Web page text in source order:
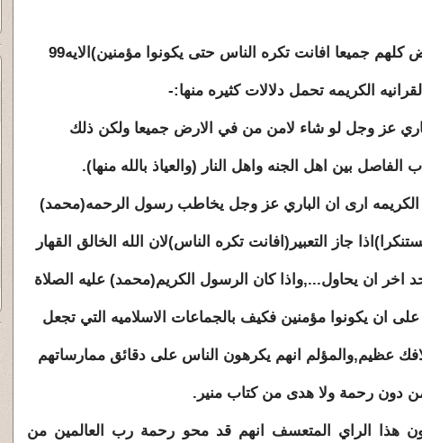
جميعا افانت تكره الناس حتى يكونوا مؤمنين)الايه99
الكريمه تحمل دلالات كثيره منها:-
عز وجل لو شاء لامن من في الارض جميعا ولكن ذلك
بين اهل الجنه واهل النار (والعياذ بالله منها).
الكريمه ارى ان الباري عز وجل يخاطب رسول الرحمه(محمد)
جاز التعبير(افانت تكره الناس)لان الله الخالق القهار
ان يحاول...,واذا كان الرسول الكريم(محمد) عليه الصلاة
ان يكونوا مؤمنين فكيف بالجماعات الاسلاميه التي تجعل
عظيم,والمؤلم انهم يكرهون الناس على دقائق ممارساتهم
دون رحمة ولا هدى من كتاب منير.
هذا الراي المتعسف انهم قد محو رحمة رب العالمين من